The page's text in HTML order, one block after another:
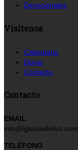
Devocionales
Visítenos
Calendario
Donar
Contacto
Contacto
EMAIL
info@iglesiaelolivo.com
TELÉFONO